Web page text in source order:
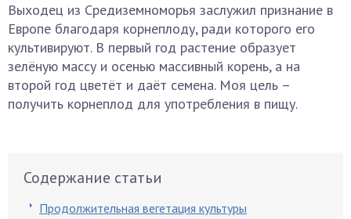
Выходец из Средиземноморья заслужил признание в
Европе благодаря корнеплоду, ради которого его
культивируют. В первый год растение образует
зелёную массу и осенью массивный корень, а на
второй год цветёт и даёт семена. Моя цель –
получить корнеплод для употребления в пищу.
Содержание статьи
Продолжительная вегетация культуры